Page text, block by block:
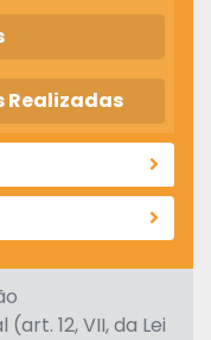
Realizadas
12, VII, da Lei